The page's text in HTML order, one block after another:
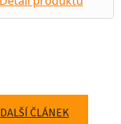
DALŠÍ ČLÁNEK